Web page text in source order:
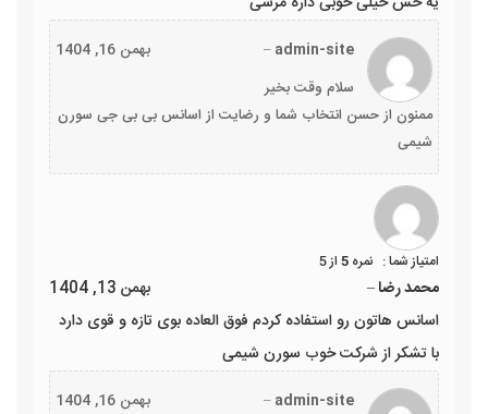
admin-site
–
بهمن 16, 1404
سلام وقت بخیر
ممنون از حسن انتخاب شما و رضایت از اسانس بی بی جی سورن
شیمی
نمره 5 از 5
محمد رضا–
بهمن 13, 1404
اسانس هاتون رو استفاده کردم فوق العاده بوی تازه و قوی دارد
با تشکر از شرکت خوب سورن شیمی
admin-site
–
بهمن 16, 1404